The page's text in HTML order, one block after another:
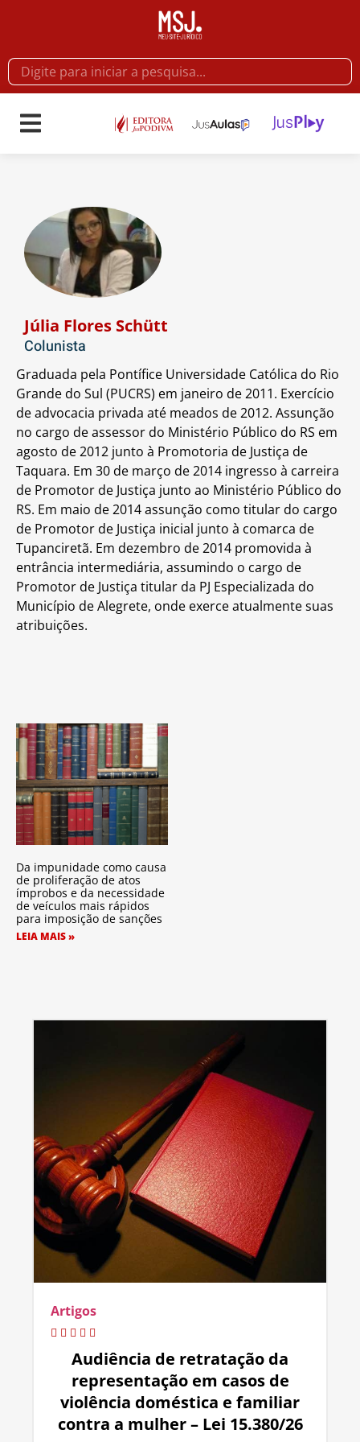
Júlia Flores Schütt
Colunista
Graduada pela Pontífice Universidade Católica do Rio
Grande do Sul (PUCRS) em janeiro de 2011. Exercício
de advocacia privada até meados de 2012. Assunção
no cargo de assessor do Ministério Público do RS em
agosto de 2012 junto à Promotoria de Justiça de
Taquara. Em 30 de março de 2014 ingresso à carreira
de Promotor de Justiça junto ao Ministério Público do
RS. Em maio de 2014 assunção como titular do cargo
de Promotor de Justiça inicial junto à comarca de
Tupanciretã. Em dezembro de 2014 promovida à
entrância intermediária, assumindo o cargo de
Promotor de Justiça titular da PJ Especializada do
Município de Alegrete, onde exerce atualmente suas
atribuições.
Da impunidade como causa
de proliferação de atos
ímprobos e da necessidade
de veículos mais rápidos
para imposição de sanções
LEIA MAIS »
Artigos
Audiência de retratação da
representação em casos de
violência doméstica e familiar
contra a mulher – Lei 15.380/26